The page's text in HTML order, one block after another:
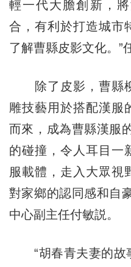
輕一代大膽創新，
合，有利於打造城市
了解曹縣皮影文化。”
除了皮影，曹縣柳
雕技藝用於搭配漢
而來，成為曹縣漢服
的碰撞，令人耳目一
服載體，走入大眾視
對家鄉的認同感和自
中心副主任付敏説。
“胡春青夫妻的故